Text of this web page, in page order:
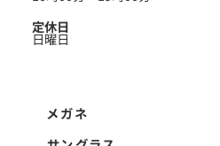
定休日
日曜日
メガネ